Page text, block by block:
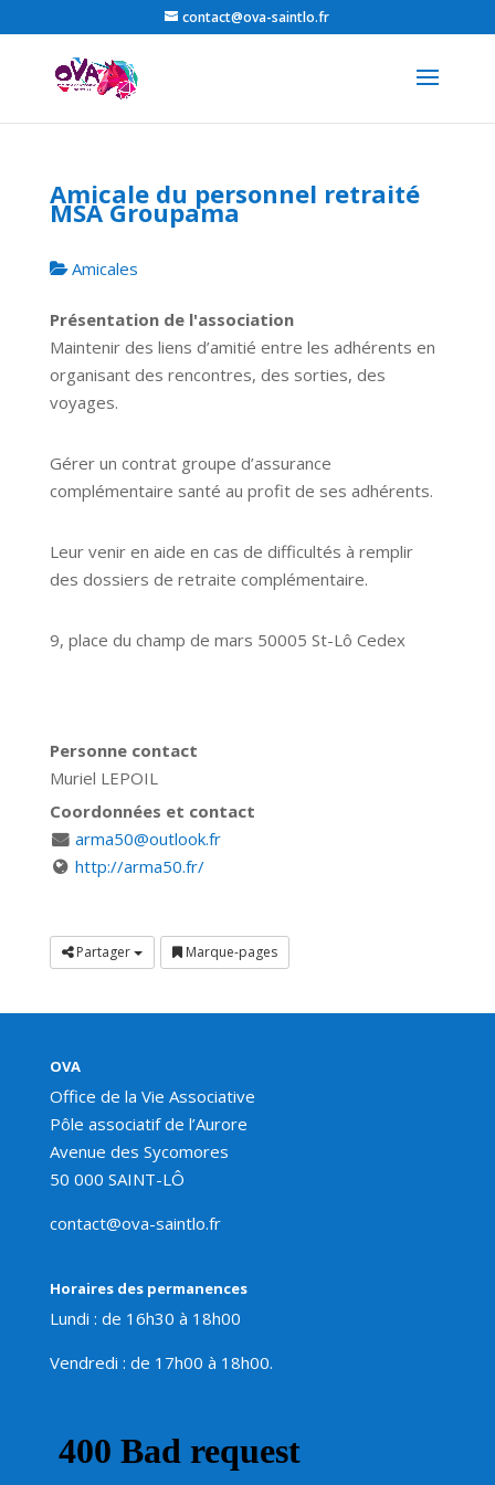
contact@ova-saintlo.fr
Amicale du personnel retraité
MSA Groupama
Amicales
Présentation de l'association
Maintenir des liens d’amitié entre les adhérents en
organisant des rencontres, des sorties, des
voyages.
Gérer un contrat groupe d’assurance
complémentaire santé au profit de ses adhérents.
Leur venir en aide en cas de difficultés à remplir
des dossiers de retraite complémentaire.
9, place du champ de mars 50005 St-Lô Cedex
Personne contact
Muriel LEPOIL
Coordonnées et contact
arma50@outlook.fr
http://arma50.fr/
Partager Marque-pages
OVA
Office de la Vie Associative
Pôle associatif de l’Aurore
Avenue des Sycomores
50 000 SAINT-LÔ
contact@ova-saintlo.fr
Horaires des permanences
Lundi : de 16h30 à 18h00
Vendredi : de 17h00 à 18h00.